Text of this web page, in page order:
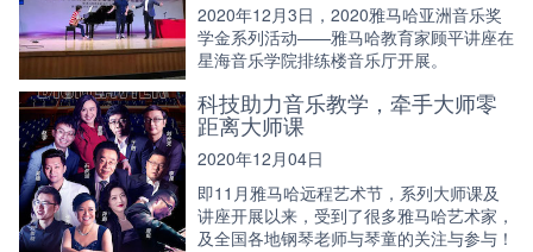
2020年12月3日，2020雅马哈亚洲音乐奖
学金系列活动——雅马哈教育家顾平讲座在
星海音乐学院排练楼音乐厅开展。
科技助力音乐教学，牵手大师零
距离大师课
2020年12月04日
即11月雅马哈远程艺术节，系列大师课及
讲座开展以来，受到了很多雅马哈艺术家，
及全国各地钢琴老师与琴童的关注与参与！